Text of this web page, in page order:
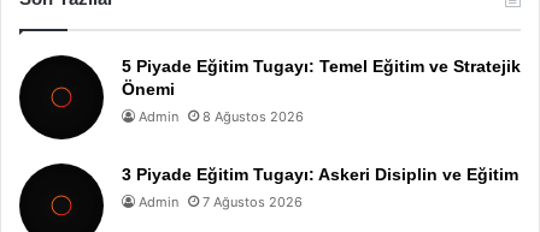
5 Piyade Eğitim Tugayı: Temel Eğitim ve Stratejik
Önemi
Admin 8 Ağustos 2026
3 Piyade Eğitim Tugayı: Askeri Disiplin ve Eğitim
Admin 7 Ağustos 2026